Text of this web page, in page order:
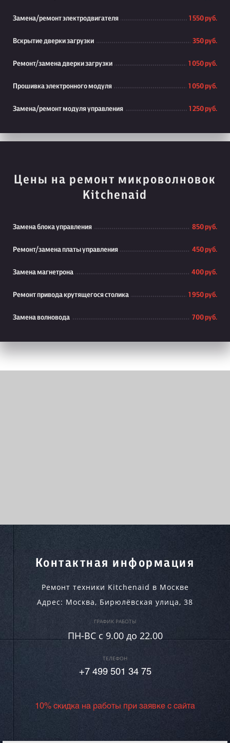
Замена/ремонт электродвигателя 1 550 руб.
Вскрытие дверки загрузки 350 руб.
Ремонт/замена дверки загрузки 1 050 руб.
Прошивка электронного модуля 1 050 руб.
Замена/ремонт модуля управления 1 250 руб.
Цены на ремонт микроволновок
Kitchenaid
Замена блока управления 850 руб.
Ремонт/замена платы управления 450 руб.
Замена магнетрона 400 руб.
Ремонт привода крутящегося столика 1 950 руб.
Замена волновода 700 руб.
Контактная информация
Ремонт техники Kitchenaid в Москве
Адрес: Москва, Бирюлёвская улица, 38
ГРАФИК РАБОТЫ
ПН-ВC c 9.00 до 22.00
ТЕЛЕФОН
+7 499 501 34 75
10% скидка на работы при заявке с сайта